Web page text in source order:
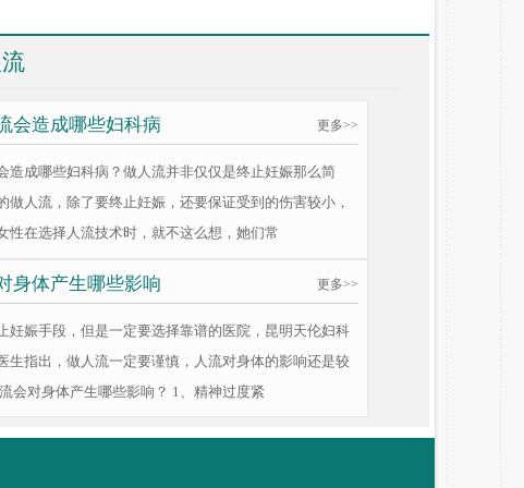
会造成哪些妇科病 更多>>
造成哪些妇科病？做人流并非仅仅是终止妊娠那么简
做人流，除了要终止妊娠，还要保证受到的伤害较小，
性在选择人流技术时，就不这么想，她们常
身体产生哪些影响 更多>>
妊娠手段，但是一定要选择靠谱的医院，昆明天伦妇科
生指出，做人流一定要谨慎，人流对身体的影响还是较
会对身体产生哪些影响？ 1、精神过度紧